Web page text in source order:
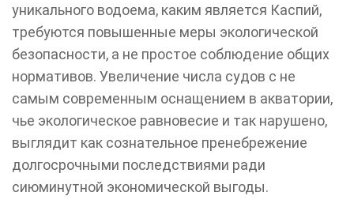
уникального водоема, каким является Каспий,
требуются повышенные меры экологической
безопасности, а не простое соблюдение общих
нормативов. Увеличение числа судов с не
самым современным оснащением в акватории,
чье экологическое равновесие и так нарушено,
выглядит как сознательное пренебрежение
долгосрочными последствиями ради
сиюминутной экономической выгоды.